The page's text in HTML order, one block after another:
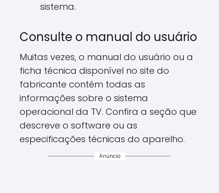
sistema.
Consulte o manual do usuário
Muitas vezes, o manual do usuário ou a
ficha técnica disponível no site do
fabricante contém todas as
informações sobre o sistema
operacional da TV. Confira a seção que
descreve o software ou as
especificações técnicas do aparelho.
Anúncio